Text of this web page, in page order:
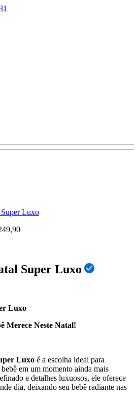
Luxo
Super Luxo
Luxo
Merece Neste Natal!
Luxo é a escolha ideal para
em um momento ainda mais
e detalhes luxuosos, ele oferece
dia, deixando seu bebê radiante nas